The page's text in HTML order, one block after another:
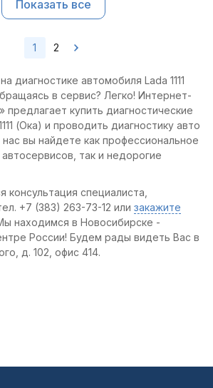
Показать все
1 2
диагностике автомобиля Lada 1111
в сервис? Легко! Интернет-
предлагает купить диагностические
(Ока) и проводить диагностику авто
вы найдете как профессиональное
так и недорогие
консультация специалиста,
+7 (383) 263-73-12 или закажите
находимся в Новосибирске -
России! Будем рады видеть Вас в
д. 102, офис 414.